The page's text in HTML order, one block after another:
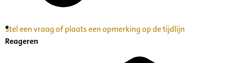
Inventaris Betekende partituren, geordend op
Stel een vraag of plaats een opmerking op de tijdlijn
Reageren